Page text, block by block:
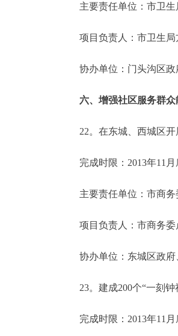
主要责任单位：市卫生
项目负责人：市卫生局
协办单位：门头沟区政
六、增强社区服务群
22。在东城、西城区开
完成时限：2013年11月
主要责任单位：市商务
项目负责人：市商务委
协办单位：东城区政府
23。建成200个“一刻钟
完成时限：2013年11月